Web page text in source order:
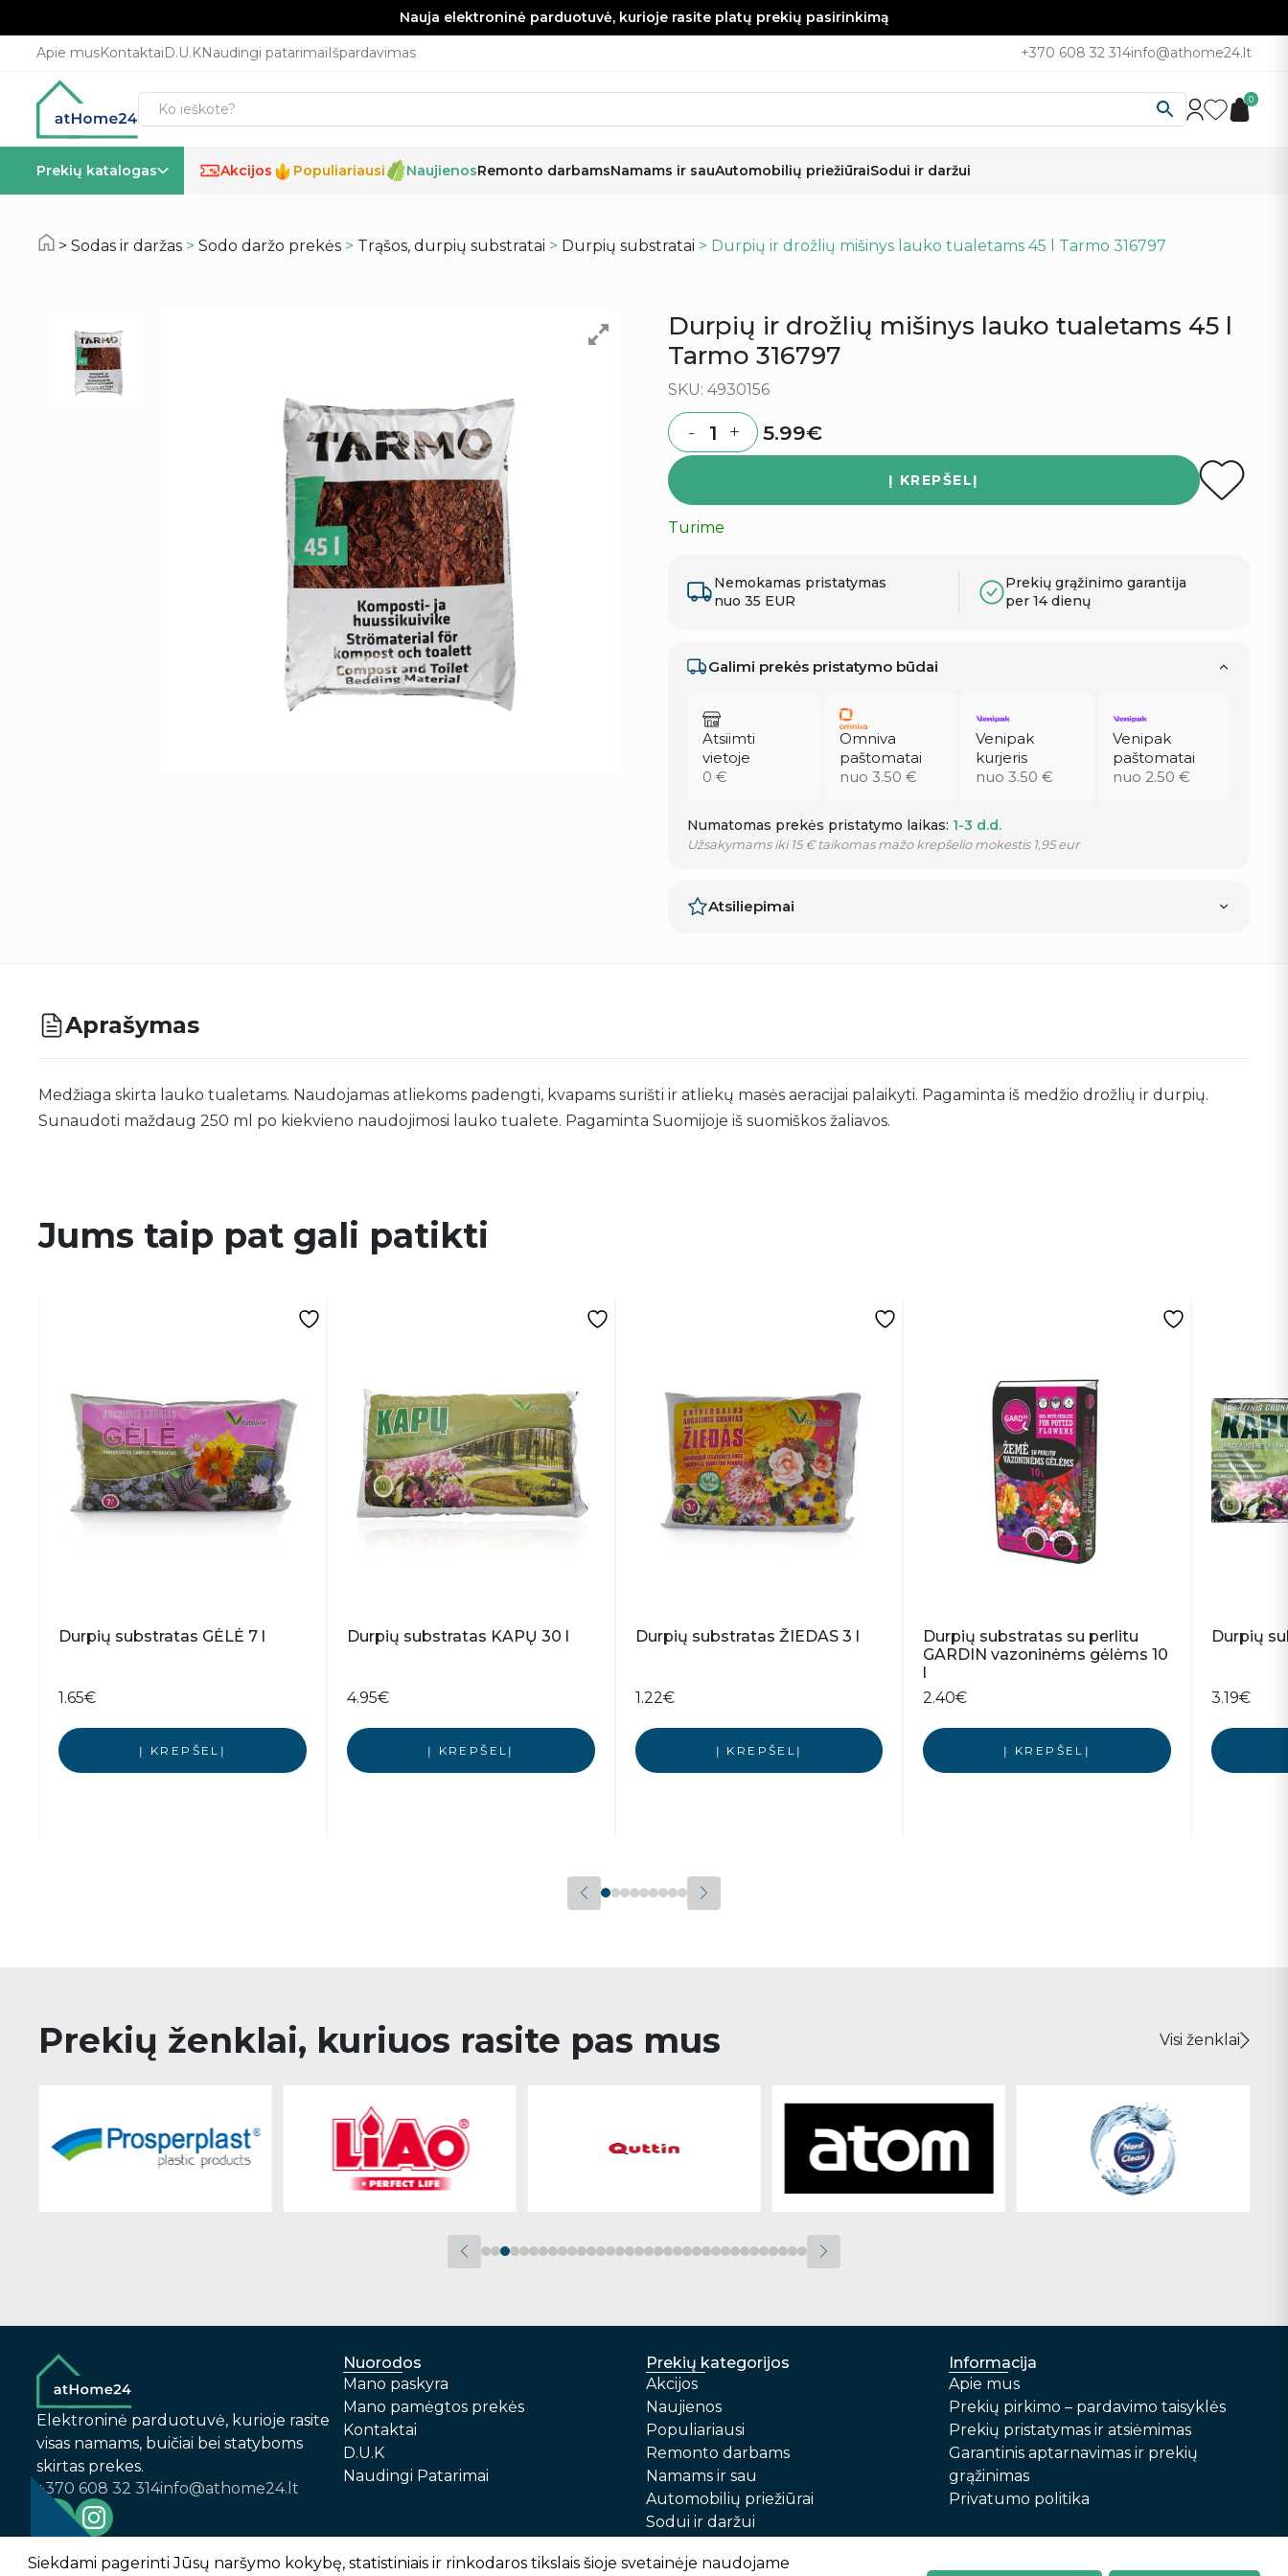
Nauja elektroninė parduotuvė, kurioje rasite platų prekių pasirinkimą
Apie musKontaktaiD.U.KNaudingi patarimaiIšpardavimas +370 608 32 314info@athome24.lt
0
Prekių katalogas % Akcijos Populiariausi NaujienosRemonto darbamsNamams ir sauAutomobilių priežiūraiSodui ir daržui
Sodas ir daržas >Sodo daržo prekės > Trąšos, durpių substratai > Durpių substratai > Durpių ir drožlių mišinys lauko tualetams 45 l Tarmo 316797
Durpių ir drožlių mišinys lauko tualetams 45 l
Tarmo 316797
SKU: 4930156
Quantity
- + 5.99€
Į KREPŠELĮ
Turime
Nemokamas pristatymas
nuo 35 EUR
Prekių grąžinimo garantija
per 14 dienų
Galimi prekės pristatymo būdai
Atsiimti
vietoje
0 €
Omniva
paštomatai
nuo 3.50 €
Venipak
kurjeris
nuo 3.50 €
Venipak
paštomatai
nuo 2.50 €
Numatomas prekės pristatymo laikas: 1-3 d.d.
Užsakymams iki 15 € taikomas mažo krepšelio mokestis 1,95 eur
Atsiliepimai
Aprašymas
Medžiaga skirta lauko tualetams. Naudojamas atliekoms padengti, kvapams surišti ir atliekų masės aeracijai palaikyti. Pagaminta iš medžio drožlių ir durpių.
Sunaudoti maždaug 250 ml po kiekvieno naudojimosi lauko tualete. Pagaminta Suomijoje iš suomiškos žaliavos.
Jums taip pat gali patikti
Durpių substratas GĖLĖ 7 l
1.65€
Į KREPŠELĮ
Durpių substratas KAPŲ 30 l
4.95€
Į KREPŠELĮ
Durpių substratas ŽIEDAS 3 l
1.22€
Į KREPŠELĮ
Durpių substratas su perlitu
GARDIN vazoninėms gėlėms 10
l
2.40€
Į KREPŠELĮ
Durpių
3.19€
Prekių ženklai, kuriuos rasite pas mus Visi ženklai
Elektroninė parduotuvė, kurioje rasite
visas namams, buičiai bei statyboms
skirtas prekes.
+370 608 32 314info@athome24.lt
Nuorodos
Mano paskyra
Mano pamėgtos prekės
Kontaktai
D.U.K
Naudingi Patarimai
Prekių kategorijos
Akcijos
Naujienos
Populiariausi
Remonto darbams
Namams ir sau
Automobilių priežiūrai
Sodui ir daržui
Informacija
Apie mus
Prekių pirkimo – pardavimo taisyklės
Prekių pristatymas ir atsiėmimas
Garantinis aptarnavimas ir prekių
grąžinimas
Privatumo politika
-
1
2
%
n
u
o
l
a
i
d
Siekdami pagerinti Jūsų naršymo kokybę, statistiniais ir rinkodaros tikslais šioje svetainėje naudojame